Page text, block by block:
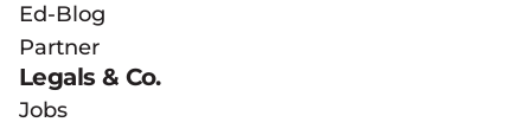
Ed-Blog
Partner
Legals & Co.
Jobs